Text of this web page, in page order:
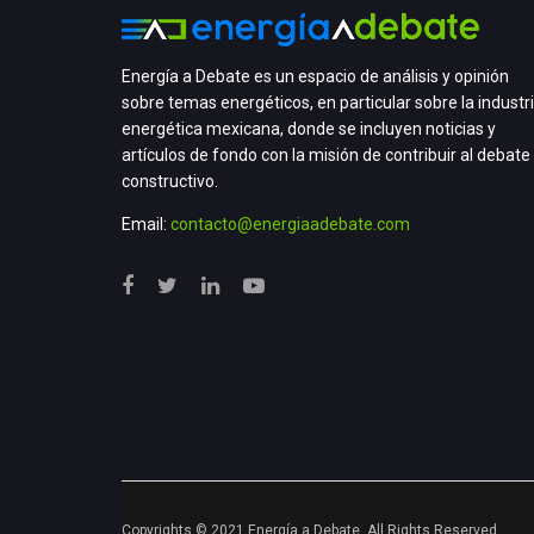
Energía a Debate es un espacio de análisis y opinión
sobre temas energéticos, en particular sobre la
energética mexicana, donde se incluyen noticias y
artículos de fondo con la misión de contribuir al debate
constructivo.
Email: contacto@energiaadebate.com
Copyrights © 2021 Energía a Debate. All Rights Reserved.